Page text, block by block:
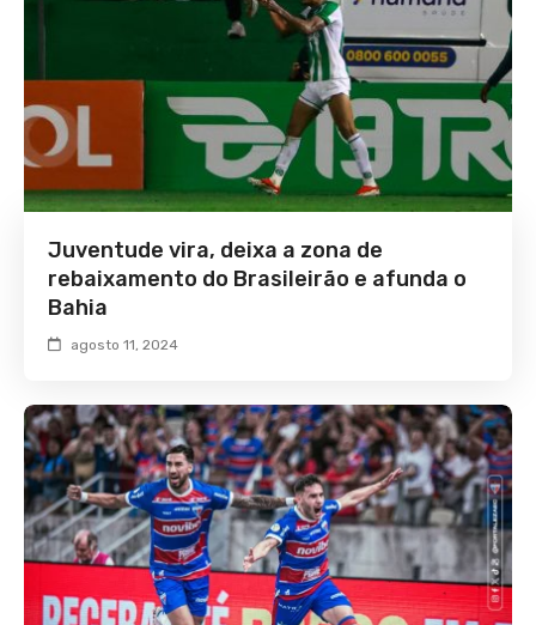
Juventude vira, deixa a zona de
rebaixamento do Brasileirão e afunda o
Bahia
agosto 11, 2024